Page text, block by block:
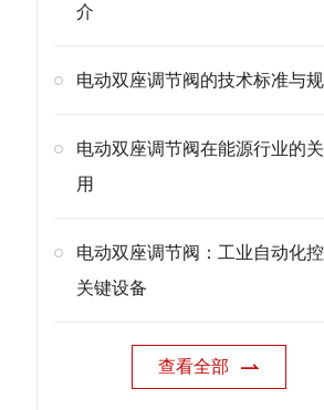
介
电动双座调节阀的技术标准与
电动双座调节阀在能源行业的
用
电动双座调节阀：工业自动化
关键设备
查看全部